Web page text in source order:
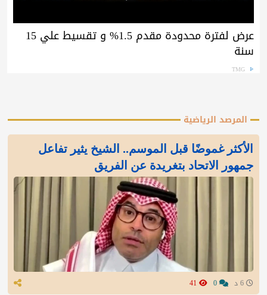
عرض لفترة محدودة مقدم 1.5% و تقسيط علي 15
سنة
TMG
المرصد الرياضية
الأكثر غموضًا قبل الموسم.. الشيخ يثير تفاعل
جمهور الاتحاد بتغريدة عن الفريق